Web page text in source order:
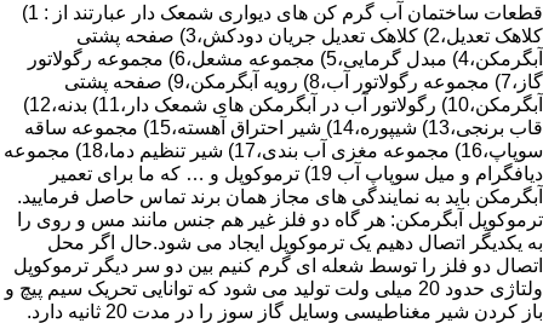
قطعات ساختمان آب گرم کن های دیواری شمعک دار عبارتند از : 1)
کلاهک تعدیل،2) کلاهک تعدیل جریان دودکش،3) صفحه پشتی
آبگرمکن،4) مبدل گرمایی،5) مجموعه مشعل،6) مجموعه رگولاتور
گاز،7) مجموعه رگولاتور آب،8) رویه آبگرمکن،9) صفحه پشتی
آبگرمکن،10) رگولاتور آب در آبگرمکن های شمعک دار،11) بدنه،12)
قاب برنجی،13) شیپوره،14) شیر احتراق آهسته،15) مجموعه ساقه
سوپاپ،16) مجموعه مغزی آب بندی،17) شیر تنظیم دما،18) مجموعه
دیافگرام و میل سوپاپ آب 19) ترموکوپل و … که ما برای تعمیر
آبگرمکن باید به نمایندگی های مجاز همان برند تماس حاصل فرمایید.
ترموکوپل آبگرمکن: هر گاه دو فلز غیر هم جنس مانند مس و روی را
به یکدیگر اتصال دهیم یک ترموکوپل ایجاد می شود.حال اگر محل
اتصال دو فلز را توسط شعله ای گرم کنیم بین دو سر دیگر ترموکوپل
ولتاژی حدود 20 میلی ولت تولید می شود که توانایی تحریک سیم پیچ و
باز کردن شیر مغناطیسی وسایل گاز سوز را در مدت 20 ثانیه دارد.